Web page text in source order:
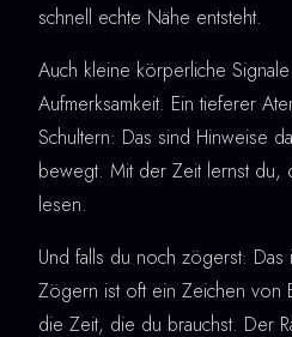
schnell echte Nähe entsteht.
Auch kleine körperliche
Aufmerksamkeit. Ein tieferer
Schultern: Das sind Hinweise
bewegt. Mit der Zeit lernst du,
lesen.
Und falls du noch zögerst:
Zögern ist oft ein Zeichen von
die Zeit, die du brauchst. Der